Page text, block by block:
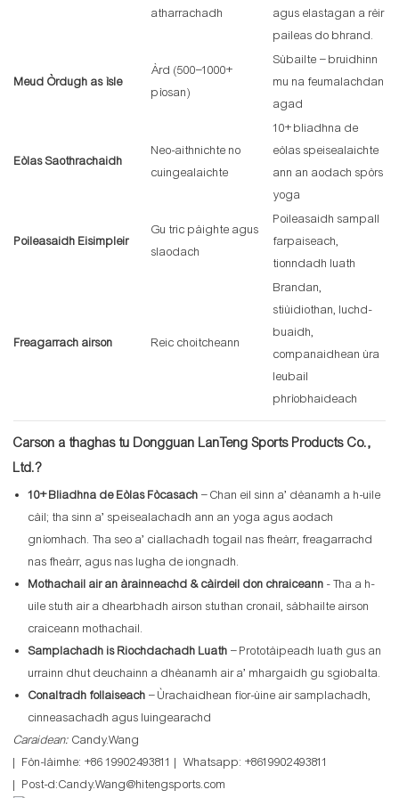
atharrachadh
agus elastagan a rèir
paileas do bhrand.
Meud Òrdugh as ìsle
Àrd (500–1000+
pìosan)
Sùbailte – bruidhinn
mu na feumalachdan
agad
Eòlas Saothrachaidh
Neo-aithnichte no
cuingealaichte
10+ bliadhna de
eòlas speisealaichte
ann an aodach spòrs
yoga
Poileasaidh Eisimpleir
Gu tric pàighte agus
slaodach
Poileasaidh sampall
farpaiseach,
tionndadh luath
Freagarrach airson Reic choitcheann
Brandan,
stiùidiothan, luchd-
buaidh,
companaidhean ùra
leubail
phrìobhaideach
Carson a thaghas tu Dongguan LanTeng Sports Products Co.,
Ltd.?
10+ Bliadhna de Eòlas Fòcasach – Chan eil sinn a’ dèanamh a h-uile
càil; tha sinn a’ speisealachadh ann an yoga agus aodach
gnìomhach. Tha seo a’ ciallachadh togail nas fheàrr, freagarrachd
nas fheàrr, agus nas lugha de iongnadh.
Mothachail air an àrainneachd & càirdeil don chraiceann - Tha a h-
uile stuth air a dhearbhadh airson stuthan cronail, sàbhailte airson
craiceann mothachail.
Samplachadh is Riochdachadh Luath – Prototàipeadh luath gus an
urrainn dhut deuchainn a dhèanamh air a’ mhargaidh gu sgiobalta.
Conaltradh follaiseach – Ùrachaidhean fìor-ùine air samplachadh,
cinneasachadh agus luingearachd
Caraidean: Candy.Wang
| Fòn-làimhe: +86 19902493811 | Whatsapp: +8619902493811
| Post-d:Candy.Wang@hitengsports.com